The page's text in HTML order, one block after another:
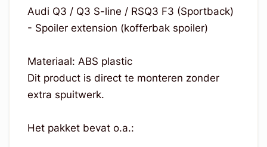
Audi Q3 / Q3 S-line / RSQ3 F3 (Sportback)
- Spoiler extension (kofferbak spoiler)
Materiaal: ABS plastic
Dit product is direct te monteren zonder
extra spuitwerk.
Het pakket bevat o.a.: